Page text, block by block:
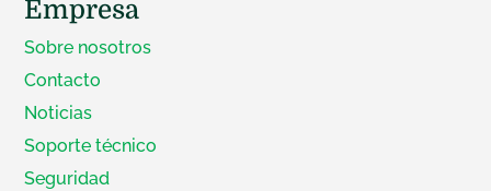
Empresa
Sobre nosotros
Contacto
Noticias
Soporte técnico
Seguridad